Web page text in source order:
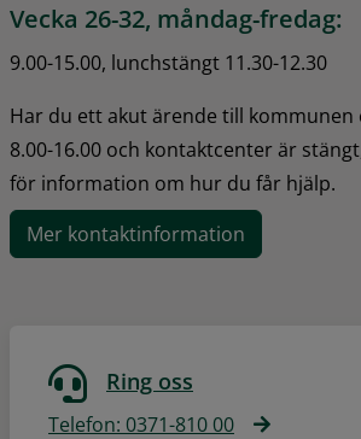
Vecka 26-32, måndag-fredag:
9.00-15.00, lunchstängt 11.30-12.30
Har du ett akut ärende till kommunen
8.00-16.00 och kontaktcenter är
för information om hur du får hjälp.
Mer kontaktinformation
Ring oss
Telefon: 0371-810 00